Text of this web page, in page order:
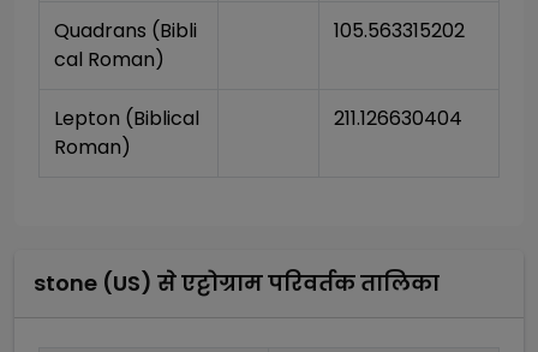
Quadrans (Bibli
cal Roman)
105.563315202
Lepton (Biblical
Roman)
211.126630404
stone (US) सेएट्टोग्रामपरिवर्तक तालिका